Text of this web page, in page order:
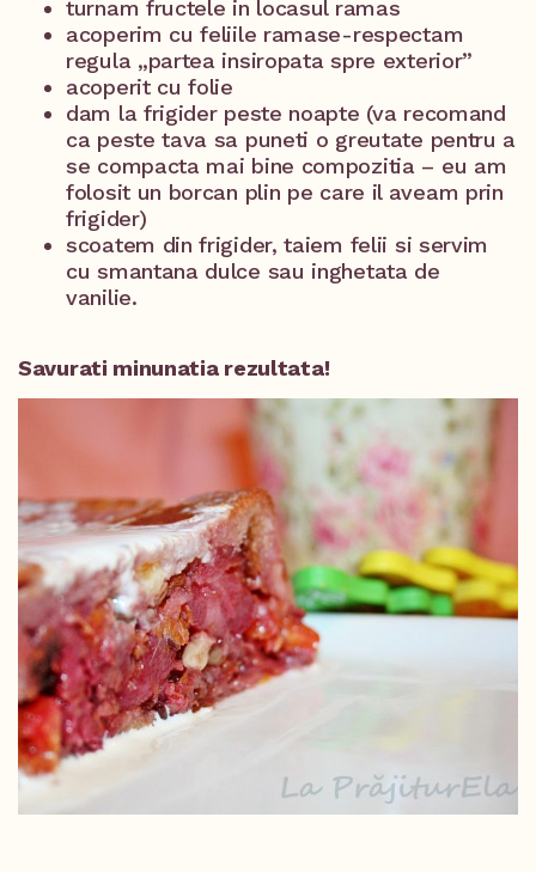
turnam fructele in locasul ramas
acoperim cu feliile ramase-respectam
regula „partea insiropata spre exterior”
acoperit cu folie
dam la frigider peste noapte (va recomand
ca peste tava sa puneti o greutate pentru a
se compacta mai bine compozitia – eu am
folosit un borcan plin pe care il aveam prin
frigider)
scoatem din frigider, taiem felii si servim
cu smantana dulce sau inghetata de
vanilie.
Savurati minunatia rezultata!